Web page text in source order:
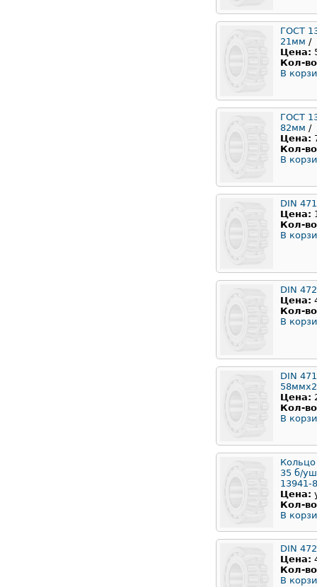
ГОСТ
21мм /
Цена:
Кол-
В
ГОСТ
82мм /
Цена:
Кол-
В
DIN
Цена:
Кол-
В
DIN
Цена:
Кол-
В
DIN
Цена:
Кол-
В
35 б/
13941-
Цена:
Кол-
В
DIN
Цена:
Кол-
В